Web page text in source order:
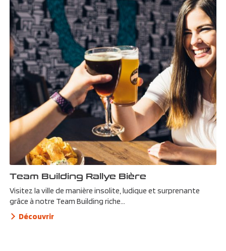
Team Building Rallye Bière
Visitez la ville de manière insolite, ludique et surprenante
grâce à notre Team Building riche...
Découvrir